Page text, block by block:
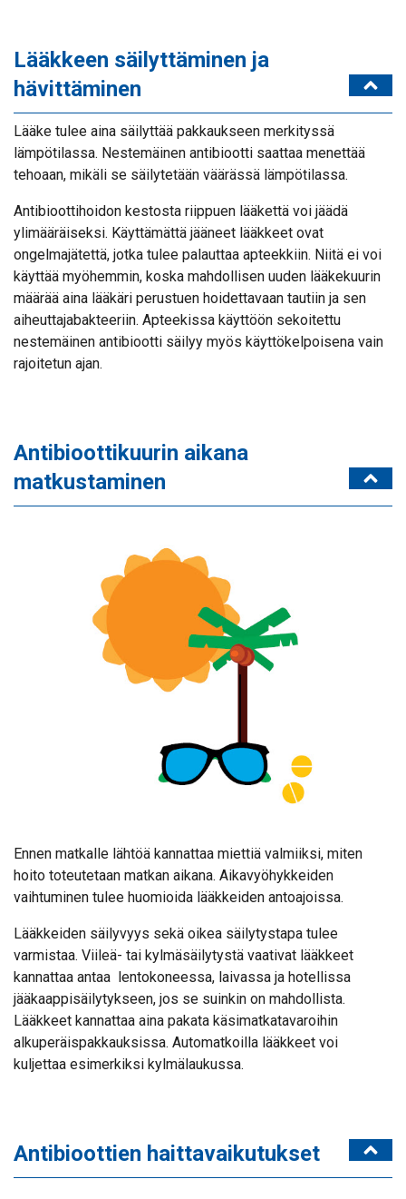
Lääkkeen säilyttäminen ja
hävittäminen
Lääke tulee aina säilyttää pakkaukseen merkityssä
lämpötilassa. Nestemäinen antibiootti saattaa menettää
tehoaan, mikäli se säilytetään väärässä lämpötilassa.
Antibioottihoidon kestosta riippuen lääkettä voi jäädä
ylimääräiseksi. Käyttämättä jääneet lääkkeet ovat
ongelmajätettä, jotka tulee palauttaa apteekkiin. Niitä ei voi
käyttää myöhemmin, koska mahdollisen uuden lääkekuurin
määrää aina lääkäri perustuen hoidettavaan tautiin ja sen
aiheuttajabakteeriin. Apteekissa käyttöön sekoitettu
nestemäinen antibiootti säilyy myös käyttökelpoisena vain
rajoitetun ajan.
Antibioottikuurin aikana
matkustaminen
Ennen matkalle lähtöä kannattaa miettiä valmiiksi, miten
hoito toteutetaan matkan aikana. Aikavyöhykkeiden
vaihtuminen tulee huomioida lääkkeiden antoajoissa.
Lääkkeiden säilyvyys sekä oikea säilytystapa tulee
varmistaa. Viileä- tai kylmäsäilytystä vaativat lääkkeet
kannattaa antaa lentokoneessa, laivassa ja hotellissa
jääkaappisäilytykseen, jos se suinkin on mahdollista.
Lääkkeet kannattaa aina pakata käsimatkatavaroihin
alkuperäispakkauksissa. Automatkoilla lääkkeet voi
kuljettaa esimerkiksi kylmälaukussa.
Antibioottien haittavaikutukset